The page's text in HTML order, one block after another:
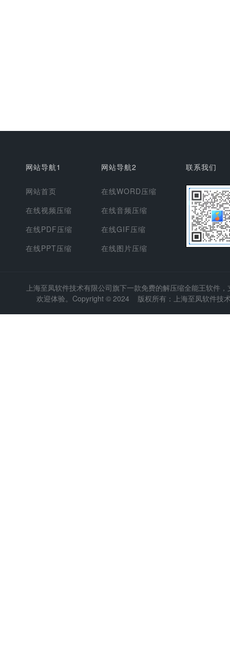
网站导航1
网站首页
在线视频压缩
在线PDF压缩
在线PPT压缩
网站导航2
在线WORD压缩
在线音频压缩
在线GIF压缩
在线图片压缩
联系我们
上海至凤软件技术有限公司旗下一款免费的解压缩全能王软件
欢迎体验。Copyright © 2024 版权所有：上海至凤软件技